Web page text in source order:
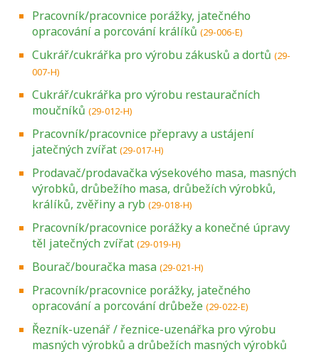
Pracovník/pracovnice porážky, jatečného
opracování a porcování králíků (29-006-E)
Cukrář/cukrářka pro výrobu zákusků a dortů (29-
007-H)
Cukrář/cukrářka pro výrobu restauračních
moučníků (29-012-H)
Pracovník/pracovnice přepravy a ustájení
jatečných zvířat (29-017-H)
Prodavač/prodavačka výsekového masa, masných
výrobků, drůbežího masa, drůbežích výrobků,
králíků, zvěřiny a ryb (29-018-H)
Pracovník/pracovnice porážky a konečné úpravy
těl jatečných zvířat (29-019-H)
Bourač/bouračka masa (29-021-H)
Pracovník/pracovnice porážky, jatečného
opracování a porcování drůbeže (29-022-E)
Řezník-uzenář / řeznice-uzenářka pro výrobu
masných výrobků a drůbežích masných výrobků